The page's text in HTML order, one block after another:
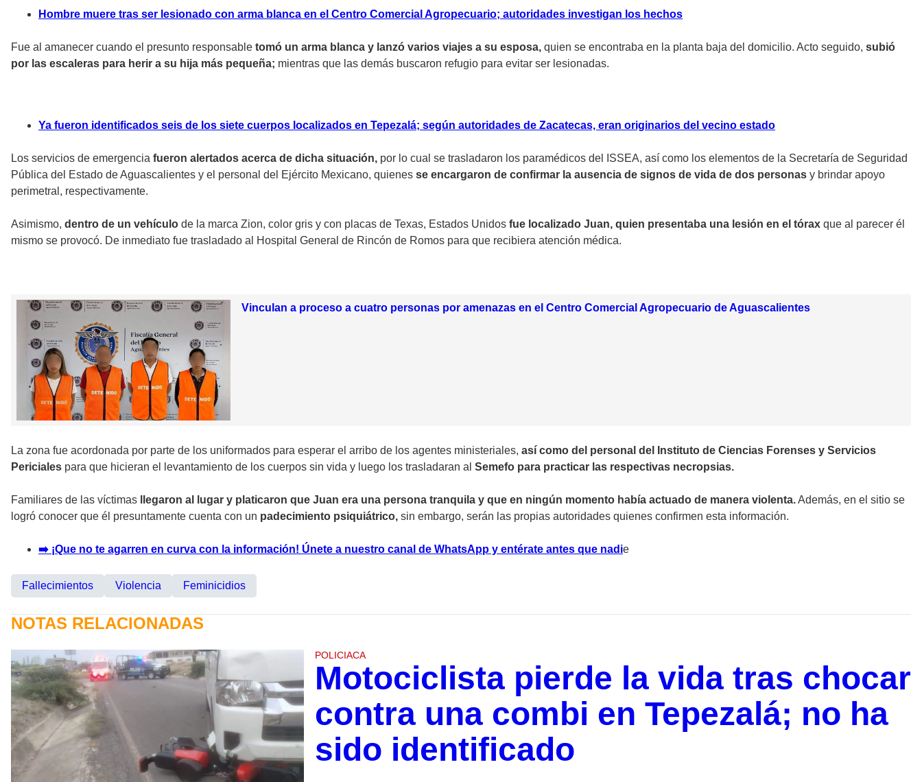
Hombre muere tras ser lesionado con arma blanca en el Centro Comercial Agropecuario; autoridades investigan los hechos
Fue al amanecer cuando el presunto responsable tomó un arma blanca y lanzó varios viajes a su esposa, quien se encontraba en la planta baja del domicilio. Acto seguido, subió
por las escaleras para herir a su hija más pequeña; mientras que las demás buscaron refugio para evitar ser lesionadas.
Ya fueron identificados seis de los siete cuerpos localizados en Tepezalá; según autoridades de Zacatecas, eran originarios del vecino estado
Los servicios de emergencia fueron alertados acerca de dicha situación, por lo cual se trasladaron los paramédicos del ISSEA, así como los elementos de la Secretaría de Seguridad
Pública del Estado de Aguascalientes y el personal del Ejército Mexicano, quienes se encargaron de confirmar la ausencia de signos de vida de dos personas y brindar apoyo
perimetral, respectivamente.
Asimismo, dentro de un vehículo de la marca Zion, color gris y con placas de Texas, Estados Unidos fue localizado Juan, quien presentaba una lesión en el tórax que al parecer él
mismo se provocó. De inmediato fue trasladado al Hospital General de Rincón de Romos para que recibiera atención médica.
Vinculan a proceso a cuatro personas por amenazas en el Centro Comercial Agropecuario de Aguascalientes
La zona fue acordonada por parte de los uniformados para esperar el arribo de los agentes ministeriales, así como del personal del Instituto de Ciencias Forenses y Servicios
Periciales para que hicieran el levantamiento de los cuerpos sin vida y luego los trasladaran al Semefo para practicar las respectivas necropsias.
Familiares de las víctimas llegaron al lugar y platicaron que Juan era una persona tranquila y que en ningún momento había actuado de manera violenta.Además, en el sitio se
logró conocer que él presuntamente cuenta con un padecimiento psiquiátrico, sin embargo, serán las propias autoridades quienes confirmen esta información.
➡️ ¡Que no te agarren en curva con la información! Únete a nuestro canal de WhatsApp y entérate antes que nadie
Fallecimientos Violencia Feminicidios
NOTAS RELACIONADAS
POLICIACA
Motociclista pierde la vida tras chocar
contra una combi en Tepezalá; no ha
sido identificado